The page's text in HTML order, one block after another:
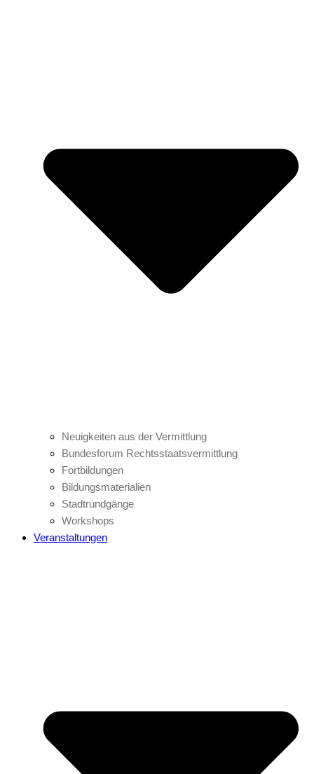
Neuigkeiten aus der Vermittlung
Bundesforum Rechtsstaatsvermittlung
Fortbildungen
Bildungsmaterialien
Stadtrundgänge
Workshops
Veranstaltungen